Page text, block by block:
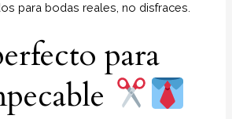
para bodas reales, no disfraces.
para